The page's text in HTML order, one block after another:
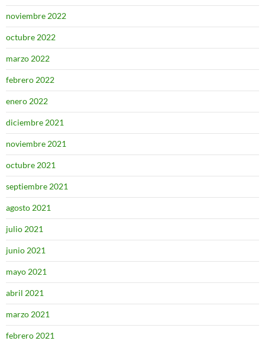
noviembre 2022
octubre 2022
marzo 2022
febrero 2022
enero 2022
diciembre 2021
noviembre 2021
octubre 2021
septiembre 2021
agosto 2021
julio 2021
junio 2021
mayo 2021
abril 2021
marzo 2021
febrero 2021